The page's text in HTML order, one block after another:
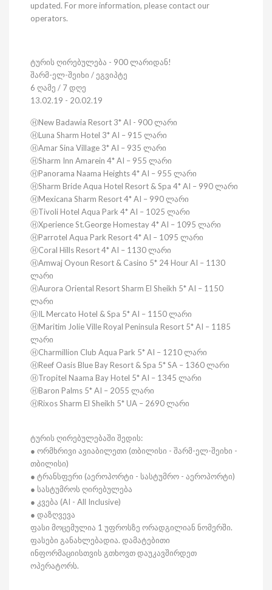
updated. For more information, please contact our
operators.
ტურის ღირებულება - 900 ლარიდან!
შარმ-ელ-შეიხი / ეგვიპტე
6 ღამე / 7 დღე
13.02.19 - 20.02.19
ⒽNew Badawia Resort 3* AI - 900 ლარი
ⒽLuna Sharm Hotel 3* AI – 915 ლარი
ⒽAmar Sina Village 3* AI – 935 ლარი
ⒽSharm Inn Amarein 4* AI – 955 ლარი
ⒽPanorama Naama Heights 4* AI – 955 ლარი
ⒽSharm Bride Aqua Hotel Resort & Spa 4* AI – 990 ლარი
ⒽMexicana Sharm Resort 4* AI – 990 ლარი
ⒽTivoli Hotel Aqua Park 4* AI – 1025 ლარი
ⒽXperience St.George Homestay 4* AI – 1095 ლარი
ⒽParrotel Aqua Park Resort 4* AI – 1095 ლარი
ⒽCoral Hills Resort 4* AI – 1130 ლარი
ⒽAmwaj Oyoun Resort & Casino 5* 24 Hour AI – 1130
ლარი
ⒽAurora Oriental Resort Sharm El Sheikh 5* AI – 1150
ლარი
ⒽIL Mercato Hotel & Spa 5* AI – 1150 ლარი
ⒽMaritim Jolie Ville Royal Peninsula Resort 5* AI – 1185
ლარი
ⒽCharmillion Club Aqua Park 5* AI – 1210 ლარი
ⒽReef Oasis Blue Bay Resort & Spa 5* SA – 1360 ლარი
ⒽTropitel Naama Bay Hotel 5* AI – 1345 ლარი
ⒽBaron Palms 5* AI – 2055 ლარი
ⒽRixos Sharm El Sheikh 5* UA – 2690 ლარი
ტურის ღირებულებაში შედის:
● ორმხრივი ავიაბილეთი (თბილისი - შარმ-ელ-შეიხი -
თბილისი)
● ტრანსფერი (აეროპორტი - სასტუმრო - აეროპორტი)
● სასტუმროს ღირებულება
● კვება (AI - All Inclusive)
● დაზღვევა
ფასი მოცემულია 1 უფროსზე ორადგილიან ნომერში.
ფასები განახლებადია. დამატებითი
ინფორმაციისთვის გთხოვთ დაუკავშირდეთ
ოპერატორს.